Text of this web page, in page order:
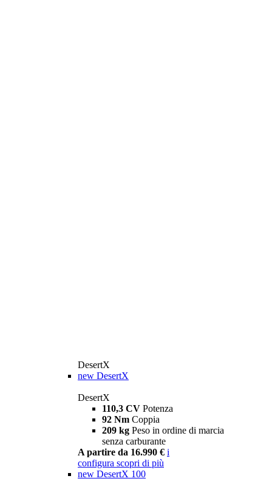
DesertX
new DesertX
DesertX
110,3 CV Potenza
92 Nm Coppia
209 kg Peso in ordine di marcia
senza carburante
A partire da 16.990 € i
configura scopri di più
new DesertX 100